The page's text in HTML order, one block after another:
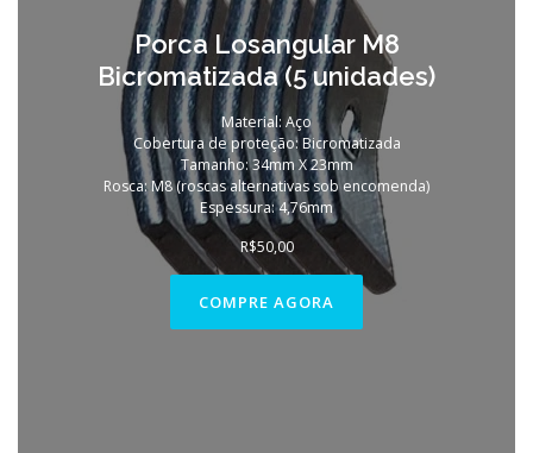
Porca Losangular M8
Bicromatizada (5 unidades)
Material: Aço
Cobertura de proteção: Bicromatizada
Tamanho: 34mm X 23mm
Rosca: M8 (roscas alternativas sob encomenda)
Espessura: 4,76mm
R$50,00
COMPRE AGORA